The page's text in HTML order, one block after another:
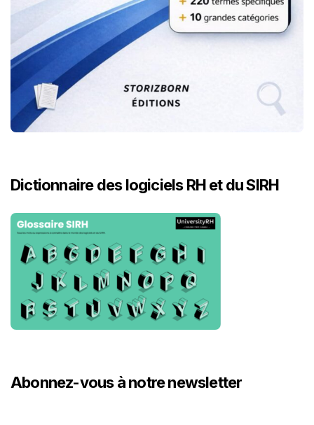
Dictionnaire des logiciels RH et du SIRH
Abonnez-vous à notre newsletter